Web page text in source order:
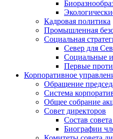
Кадровая политика
Промышленная
Социальная
Север для
Социальные
Первые
Корпоративное
Обращение
Система
Общее собрание
Совет директоров
Состав
Биографии